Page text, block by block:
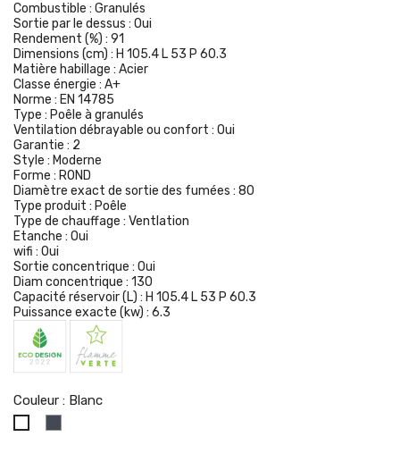
Combustible : Granulés
Sortie par le dessus : Oui
Rendement (%) : 91
Dimensions (cm) : H 105.4 L 53 P 60.3
Matière habillage : Acier
Classe énergie : A+
Norme : EN 14785
Type : Poêle à granulés
Ventilation débrayable ou confort : Oui
Garantie : 2
Style : Moderne
Forme : ROND
Diamètre exact de sortie des fumées : 80
Type produit : Poêle
Type de chauffage : Ventlation
Etanche : Oui
wifi : Oui
Sortie concentrique : Oui
Diam concentrique : 130
Capacité réservoir (L) : H 105.4 L 53 P 60.3
Puissance exacte (kw) : 6.3
Couleur : Blanc